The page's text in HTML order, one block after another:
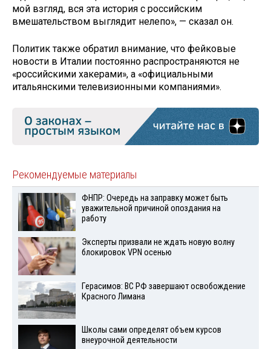
мой взгляд, вся эта история с российским
вмешательством выглядит нелепо», — сказал он.
Политик также обратил внимание, что фейковые
новости в Италии постоянно распространяются не
«российскими хакерами», а «официальными
итальянскими телевизионными компаниями».
Рекомендуемые материалы
ФНПР: Очередь на заправку может быть
уважительной причиной опоздания на
работу
Эксперты призвали не ждать новую волну
блокировок VPN осенью
Герасимов: ВС РФ завершают освобождение
Красного Лимана
Школы сами определят объем курсов
внеурочной деятельности